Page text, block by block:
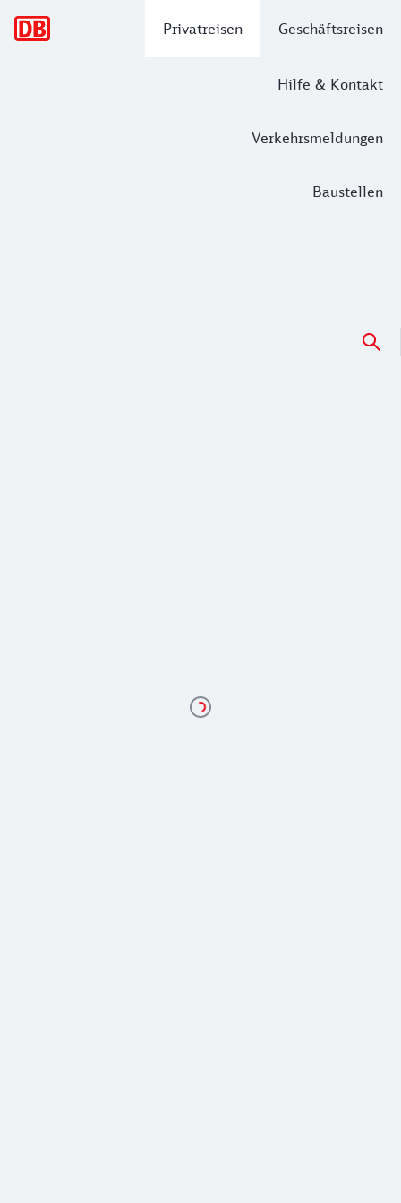
Privatreisen Geschäftsreisen
Hilfe & Kontakt
Verkehrsmeldungen
Baustellen